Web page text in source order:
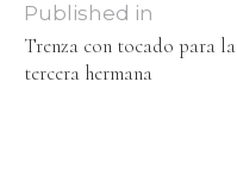
Published in
Trenza con tocado para la
tercera hermana